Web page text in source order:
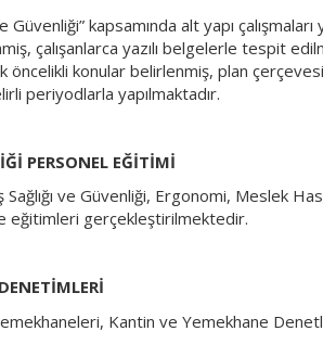
Güvenliği” kapsamında alt yapı
çalışanlarca yazılı belgelerle tespit
konular belirlenmiş, plan
periyodlarla yapılmaktadır.
PERSONEL EĞİTİMİ
Sağlığı ve Güvenliği, Ergonomi, Meslek
eğitimleri gerçekleştirilmektedir.
Kantin ve Yemekhane